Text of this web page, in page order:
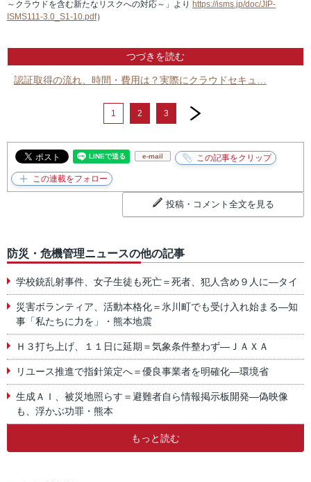
～クラウドを含む新たなリスクへの対応～ 」より https://isms.jp/doc/JIP-
ISMS111-3.0_S1-10.pdf）
つづきを読む
認証取得の流れ、時間・費用は？実際にクラウドセキュ…
1 2 3
next
e-mail
投稿・コメント全文を見る
防災・危機管理ニュースの他の記事
学校銃乱射事件、女子生徒も死亡＝死者、犯人含め９人に―タイ
災害ボランティア、活動本格化＝氷川町でも受け入れ始まる―知
事「私たちに力を」・熊本地震
Ｈ３打ち上げ、１１日に延期＝気象条件整わず―ＪＡＸＡ
リユース推進で指針策定へ＝優良事業者を明確化―環境省
生成ＡＩ、被災地照らす＝避難者自ら情報掲示板開発―偽映像
も、浮かぶ功罪・熊本
もっと読む